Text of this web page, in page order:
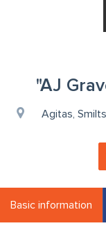
"AJ
Agitas,
Basic information